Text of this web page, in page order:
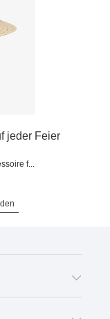
jeder Feier
f...